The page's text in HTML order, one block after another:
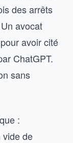
des arrêts
avocat
avoir cité
ChatGPT.
sans
:
vide de